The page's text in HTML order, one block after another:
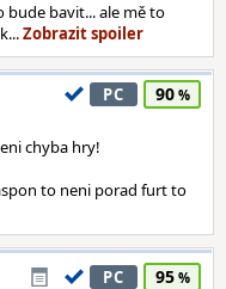
bude bavit... ale mě to
PC 90
chyba hry!
to neni porad furt to
PC 95